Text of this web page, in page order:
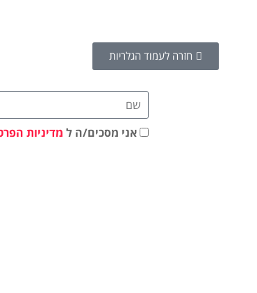
חזרה לעמוד הגלריות
אני מסכים/ה ל מדיניות